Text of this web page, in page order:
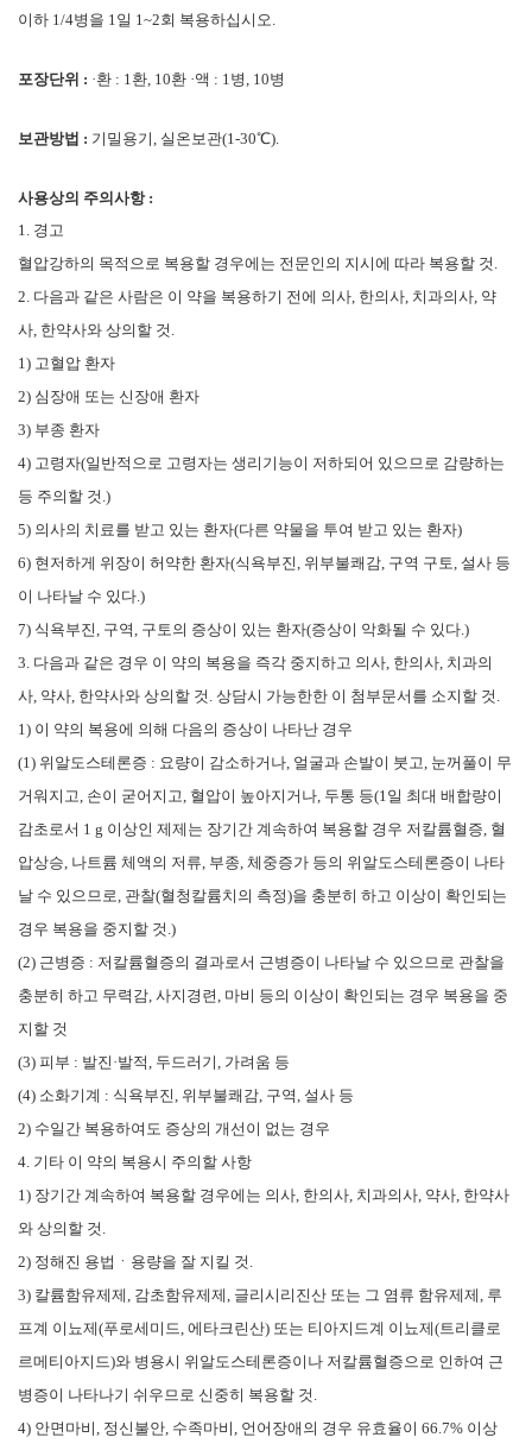
이하 1/4병을 1일 1~2회 복용하십시오.
포장단위 : ·환 : 1환, 10환 ·액 : 1병, 10병
보관방법 : 기밀용기, 실온보관(1-30℃).
사용상의 주의사항 :
1. 경고
혈압강하의 목적으로 복용할 경우에는 전문인의 지시에 따라 복용할 것
2. 다음과 같은 사람은 이 약을 복용하기 전에 의사 한의사 치과의사 약
사 한약사와 상의할 것
1) 고혈압 환자
2) 심장애 또는 신장애 환자
3) 부종 환자
4) 고령자(일반적으로 고령자는 생리기능이 저하되어 있으므로 감량하는
등 주의할 것 .)
5) 의사의 치료를 받고 있는 환자(다른 약물을 투여 받고 있는 환자)
6) 현저하게 위장이 허약한 환자(식욕부진 위부불쾌감 구역 구토 설사 등
이 나타날 수 있다 .)
7) 식욕부진 구역 구토의 증상이 있는 환자(증상이 악화될 수 있다 .)
3. 다음과 같은 경우 이 약의 복용을 즉각 중지하고 의사 한의사 치과의
사 약사 한약사와 상의할 것 상담시 가능한한 이 첨부문서를 소지할 것
1) 이 약의 복용에 의해 다음의 증상이 나타난 경우
(1) 위알도스테론증 : 요량이 감소하거나 얼굴과 손발이 붓고 눈꺼풀이 무
거워지고 손이 굳어지고 혈압이 높아지거나 두통 등(1 일 최대 배합량이
감초로서 1 g 이상인 제제는 장기간 계속하여 복용할 경우 저칼륨혈증 혈
압상승 나트륨 체액의 저류 부종 체중증가 등의 위알도스테론증이 나타
날 수 있으므로 관찰(혈청칼륨치의 측정)을 충분히 하고 이상이 확인되는
경우 복용을 중지할 것 .)
(2) 근병증 : 저칼륨혈증의 결과로서 근병증이 나타날 수 있으므로 관찰을
충분히 하고 무력감 사지경련 마비 등의 이상이 확인되는 경우 복용을 중
지할 것
(3) 피부 : 발진 ·발적 두드러기 가려움 등
(4) 소화기계 : 식욕부진 위부불쾌감 구역 설사 등
2) 수일간 복용하여도 증상의 개선이 없는 경우
4. 기타 이 약의 복용시 주의할 사항
1) 장기간 계속하여 복용할 경우에는 의사 한의사 치과의사 약사 한약사
와 상의할 것
2) 정해진 용법ㆍ용량을 잘 지킬 것
3) 칼륨함유제제 감초함유제제 글리시리진산 또는 그 염류 함유제제 루
프계 이뇨제(푸로세미드 에타크린산) 또는 티아지드계 이뇨제(트리클로
르메티아지드)와 병용시 위알도스테론증이나 저칼륨혈증으로 인하여 근
병증이 나타나기 쉬우므로 신중히 복용할 것
4) 안면마비 정신불안 수족마비 언어장애의 경우 유효율이 66.7% 이상